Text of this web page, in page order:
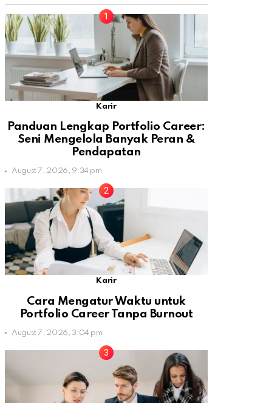
Karir
Panduan Lengkap Portfolio Career:
Seni Mengelola Banyak Peran &
Pendapatan
August 7, 2026, 9:34 pm
Karir
Cara Mengatur Waktu untuk
Portfolio Career Tanpa Burnout
August 7, 2026, 3:04 pm